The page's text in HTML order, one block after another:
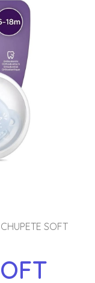
SOFT